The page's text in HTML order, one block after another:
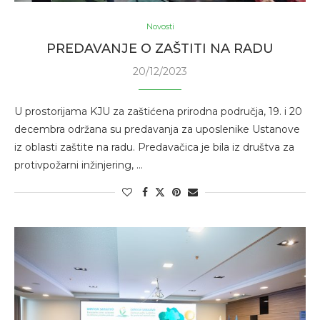
Novosti
PREDAVANJE O ZAŠTITI NA RADU
20/12/2023
U prostorijama KJU za zaštićena prirodna područja, 19. i 20
decembra održana su predavanja za uposlenike Ustanove
iz oblasti zaštite na radu. Predavačica je bila iz društva za
protivpožarni inžinjering, …